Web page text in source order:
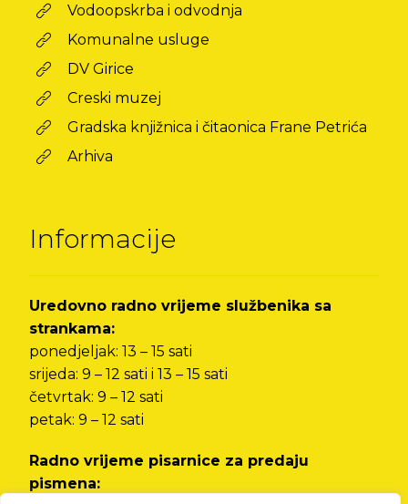
Vodoopskrba i odvodnja
Komunalne usluge
DV Girice
Creski muzej
Gradska knjižnica i čitaonica Frane Petrića
Arhiva
Informacije
Uredovno radno vrijeme službenika sa
strankama:
ponedjeljak: 13 – 15 sati
srijeda: 9 – 12 sati i 13 – 15 sati
četvrtak: 9 – 12 sati
petak: 9 – 12 sati
Radno vrijeme pisarnice za predaju
pismena: